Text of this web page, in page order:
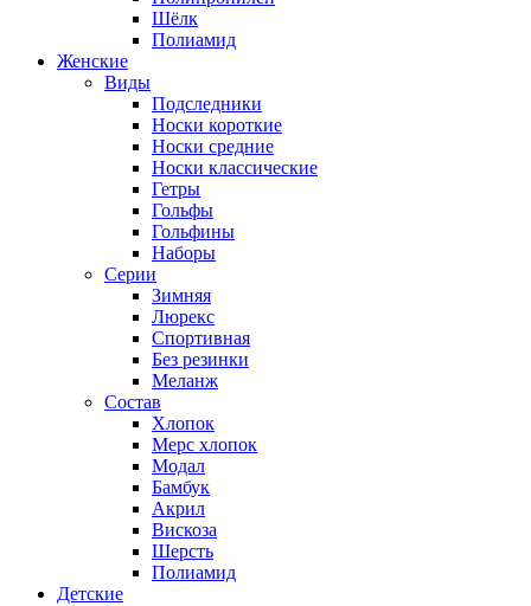
Шёлк
Полиамид
Женские
Виды
Подследники
Носки короткие
Носки средние
Носки классические
Гетры
Гольфы
Гольфины
Наборы
Серии
Зимняя
Люрекс
Спортивная
Без резинки
Меланж
Состав
Хлопок
Мерс хлопок
Модал
Бамбук
Акрил
Вискоза
Шерсть
Полиамид
Детские